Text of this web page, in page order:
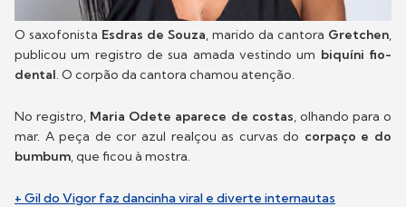
O saxofonista Esdras de Souza, marido da cantora Gretchen,
publicou um registro de sua amada vestindo um biquíni fio-
dental. O corpão da cantora chamou atenção.
No registro, Maria Odete aparece de costas, olhando para o
mar. A peça de cor azul realçou as curvas do corpaço e do
bumbum, que ficou à mostra.
+ Gil do Vigor faz dancinha viral e diverte internautas